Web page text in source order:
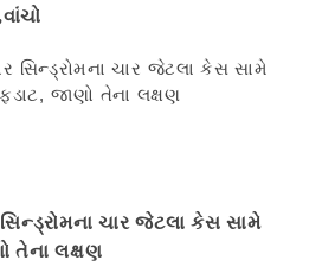
ચાર જેટલા કેસ સામે
તેના લક્ષણ